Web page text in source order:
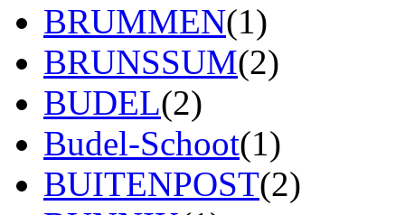
BRUMMEN(1)
BRUNSSUM(2)
BUDEL(2)
Budel-Schoot(1)
BUITENPOST(2)